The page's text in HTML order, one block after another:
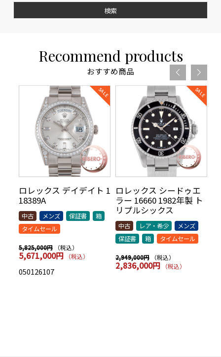
検索
Recommend products
おすすめ商品
ロレックス デイデイト 1
18389A
中古 メンズ 保証書
箱
タイムセール
5,825,000円 （税込）
5,671,000円 （税込）
050126107
ロレックス シードゥエ
ラー 16660 1982年製 ト
リプルシックス
中古 レア・希少
メンズ
保証書
箱 タイムセール
2,949,000円 （税込）
2,836,000円 （税込）